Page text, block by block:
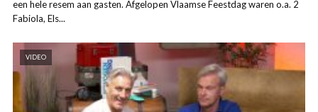
een hele resem aan gasten. Afgelopen Vlaamse Feestdag waren o.a. 2
Fabiola, Els...
VIDEO